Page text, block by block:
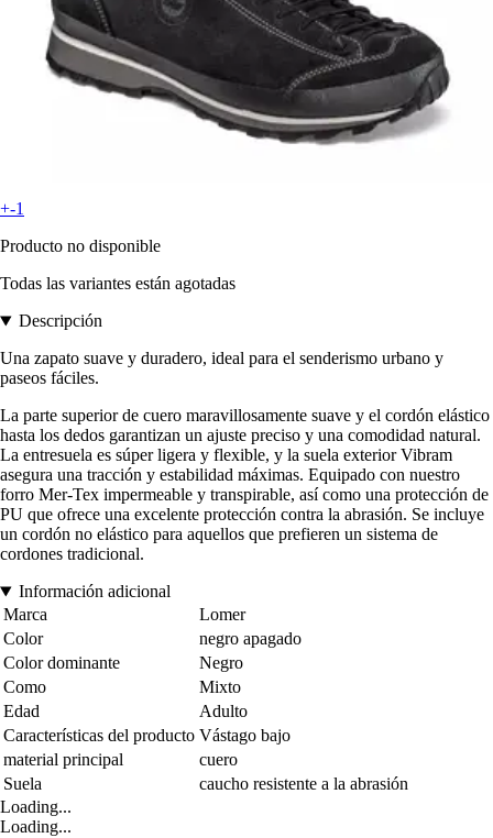
+-1
Producto no disponible
Todas las variantes están agotadas
Descripción
Una zapato suave y duradero, ideal para el senderismo urbano y
paseos fáciles.
La parte superior de cuero maravillosamente suave y el cordón elástico
hasta los dedos garantizan un ajuste preciso y una comodidad natural.
La entresuela es súper ligera y flexible, y la suela exterior Vibram
asegura una tracción y estabilidad máximas. Equipado con nuestro
forro Mer-Tex impermeable y transpirable, así como una protección de
PU que ofrece una excelente protección contra la abrasión. Se incluye
un cordón no elástico para aquellos que prefieren un sistema de
cordones tradicional.
Información adicional
Marca
Lomer
Color
negro apagado
Color dominante
Negro
Como
Mixto
Edad
Adulto
Características del producto Vástago bajo
material principal
cuero
Suela
caucho resistente a la abrasión
Loading...
Loading...